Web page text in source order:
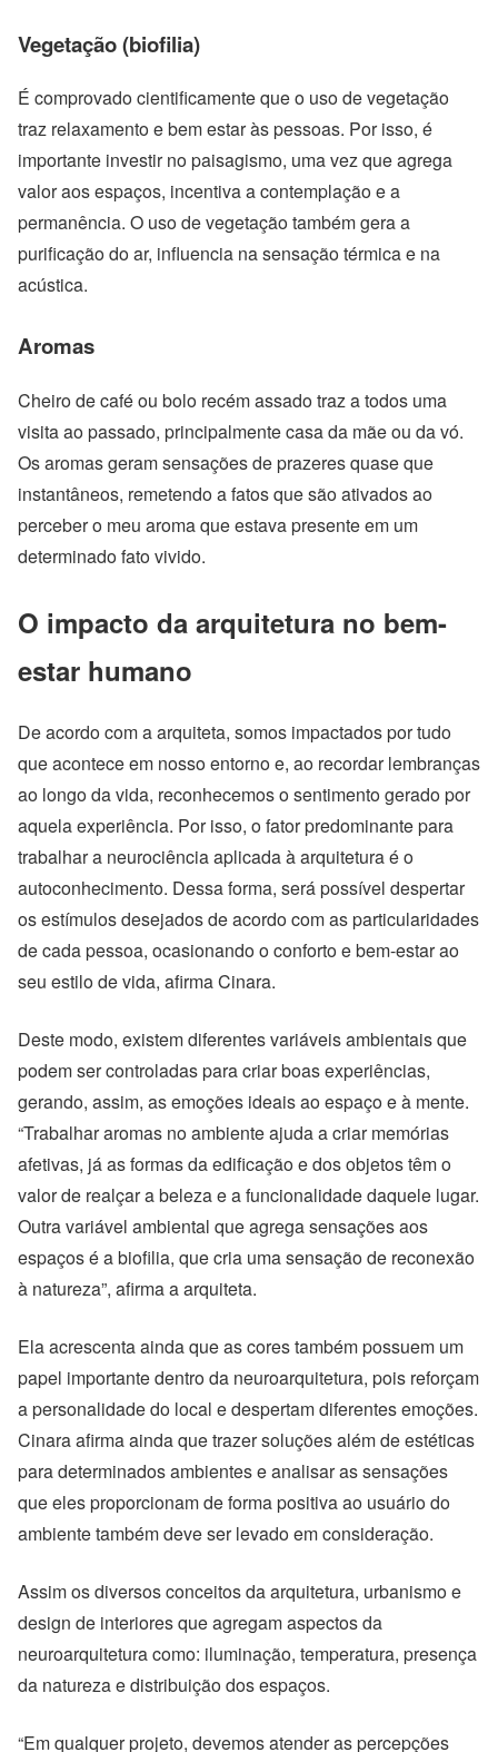
Vegetação (biofilia)
É comprovado cientificamente que o uso de vegetação
traz relaxamento e bem estar às pessoas. Por isso, é
importante investir no paisagismo, uma vez que agrega
valor aos espaços, incentiva a contemplação e a
permanência. O uso de vegetação também gera a
purificação do ar, influencia na sensação térmica e na
acústica.
Aromas
Cheiro de café ou bolo recém assado traz a todos uma
visita ao passado, principalmente casa da mãe ou da vó.
Os aromas geram sensações de prazeres quase que
instantâneos, remetendo a fatos que são ativados ao
perceber o meu aroma que estava presente em um
determinado fato vivido.
O impacto da arquitetura no bem-
estar humano
De acordo com a arquiteta, somos impactados por tudo
que acontece em nosso entorno e, ao recordar lembranças
ao longo da vida, reconhecemos o sentimento gerado por
aquela experiência. Por isso, o fator predominante para
trabalhar a neurociência aplicada à arquitetura é o
autoconhecimento. Dessa forma, será possível despertar
os estímulos desejados de acordo com as particularidades
de cada pessoa, ocasionando o conforto e bem-estar ao
seu estilo de vida, afirma Cinara.
Deste modo, existem diferentes variáveis ambientais que
podem ser controladas para criar boas experiências,
gerando, assim, as emoções ideais ao espaço e à mente.
“Trabalhar aromas no ambiente ajuda a criar memórias
afetivas, já as formas da edificação e dos objetos têm o
valor de realçar a beleza e a funcionalidade daquele lugar.
Outra variável ambiental que agrega sensações aos
espaços é a biofilia, que cria uma sensação de reconexão
à natureza”, afirma a arquiteta.
Ela acrescenta ainda que as cores também possuem um
papel importante dentro da neuroarquitetura, pois reforçam
a personalidade do local e despertam diferentes emoções.
Cinara afirma ainda que trazer soluções além de estéticas
para determinados ambientes e analisar as sensações
que eles proporcionam de forma positiva ao usuário do
ambiente também deve ser levado em consideração.
Assim os diversos conceitos da arquitetura, urbanismo e
design de interiores que agregam aspectos da
neuroarquitetura como: iluminação, temperatura, presença
da natureza e distribuição dos espaços.
“Em qualquer projeto, devemos atender as percepções